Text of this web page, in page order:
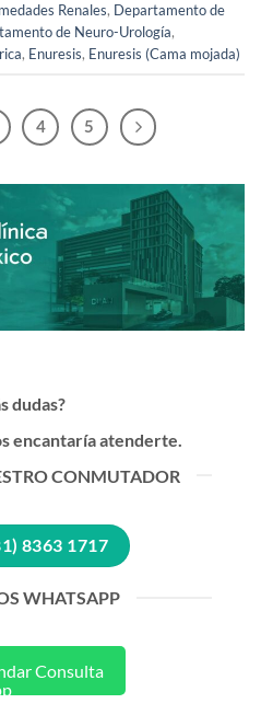
Renales, Departamento de
de Neuro-Urología,
, Enuresis, Enuresis (Cama mojada)
4 5
dudas?
encantaría atenderte.
CONMUTADOR
8363 1717
WHATSAPP
Consulta